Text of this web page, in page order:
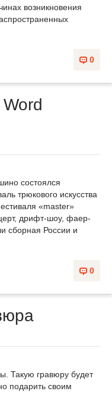
возникно­вения
0
состоялся
трюкового искусства
«master»
дрифт-шоу, фаер-
сборная России и
0
Такую гравюру будет
подарить своим